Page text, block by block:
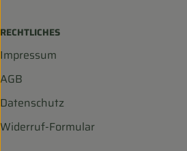
RECHTLICHES
Impressum
AGB
Datenschutz
Widerruf-Formular